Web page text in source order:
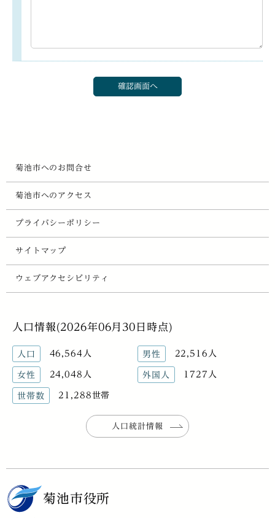
菊池市へのお問合せ
菊池市へのアクセス
プライバシーポリシー
サイトマップ
ウェブアクセシビリティ
人口情報(2026年06月30日時点)
人口 46,564人 男性 22,516人
女性 24,048人 外国人 1727人
世帯数 21,288世帯
人口統計情報
菊池市役所